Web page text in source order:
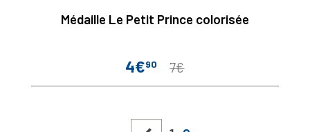
Médaille Le Petit Prince colorisée
Prix
4€90
Prix
7€